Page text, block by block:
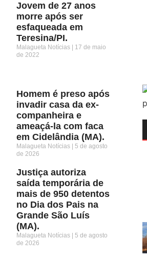
Jovem de 27 anos
morre após ser
esfaqueada em
Teresina/PI.
Malagueta Notícias
17 de maio
de 2022
Homem é preso após
invadir casa da ex-
companheira e
ameaçá-la com faca
em Cidelândia (MA).
Malagueta Notícias
5 de agosto
de 2026
Justiça autoriza
saída temporária de
mais de 950 detentos
no Dia dos Pais na
Grande São Luís
(MA).
Malagueta Notícias
5 de agosto
de 2026